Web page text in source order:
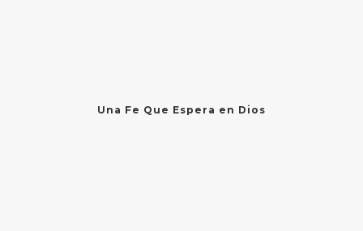
Una Fe Que Espera en Dios